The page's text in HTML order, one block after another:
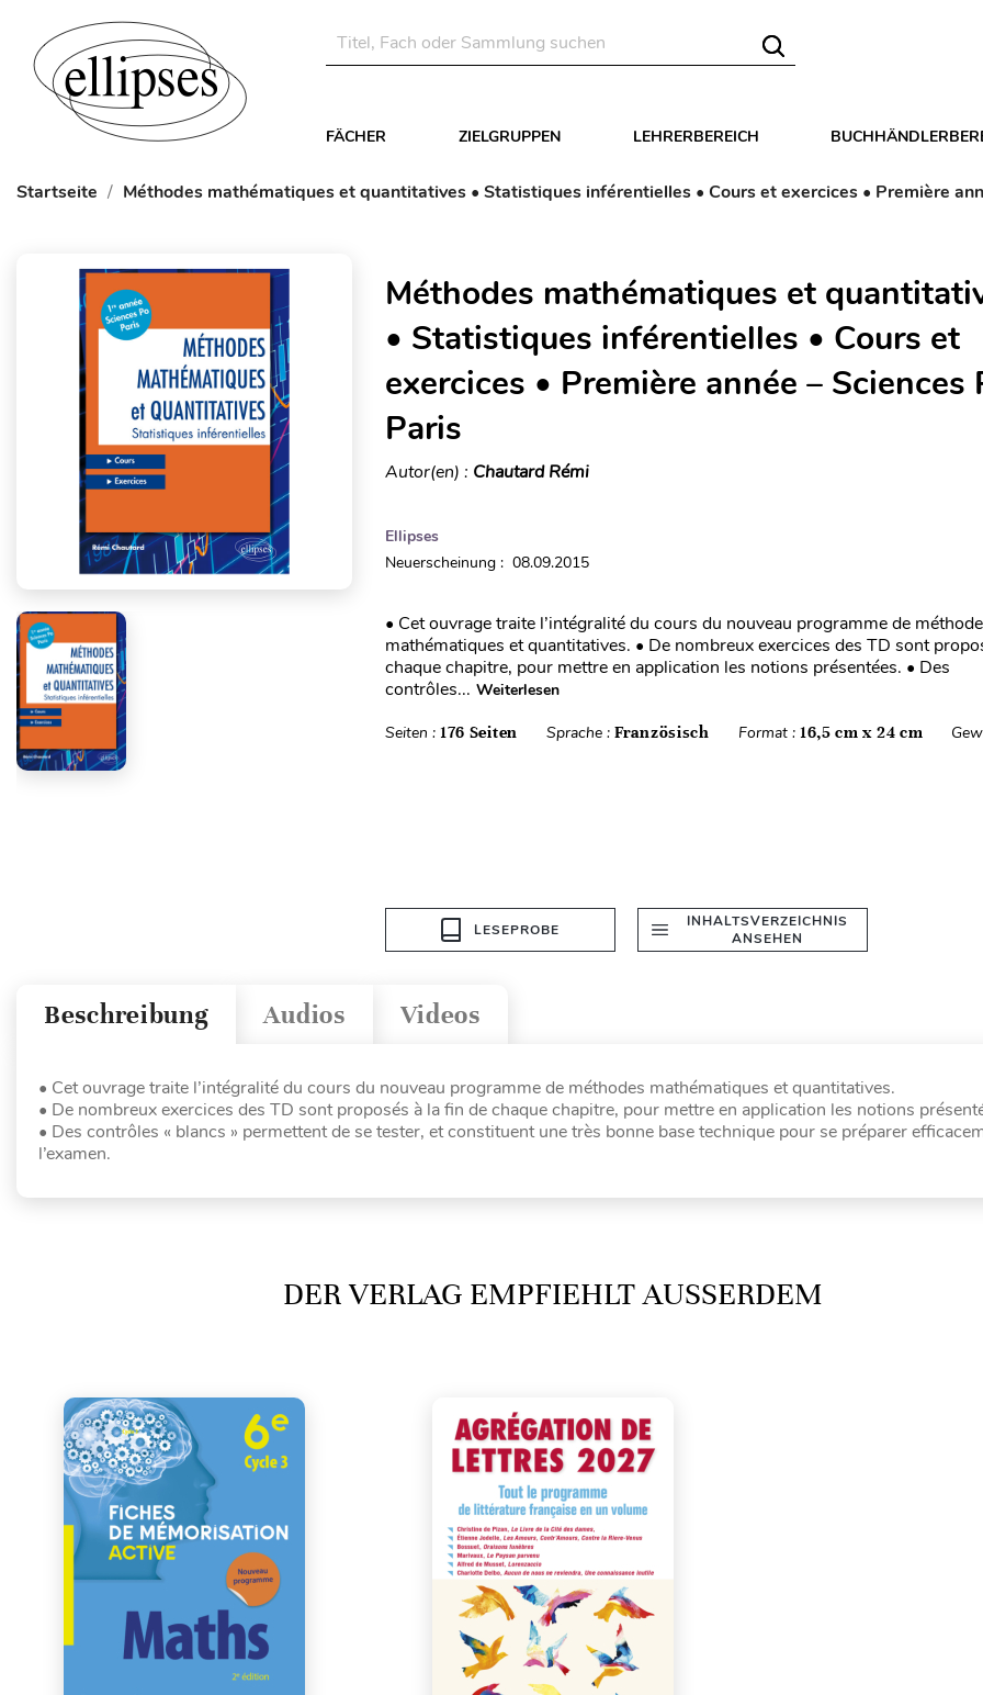
FÄCHER ZIELGRUPPEN LEHRERBEREICH
Startseite Méthodes mathématiques et quantitatives • Statistiques inférentielles • Cours et exercices • Première
Méthodes mathématiques et
• Statistiques inférentielles • Cours et
exercices • Première année – Sciences
Paris
Autor(en) : Chautard Rémi
Ellipses
Neuerscheinung : 08.09.2015
• Cet ouvrage traite l’intégralité du cours du nouveau programme de
mathématiques et quantitatives. • De nombreux exercices des TD sont
chaque chapitre, pour mettre en application les notions présentées. • Des
contrôles... Weiterlesen
Seiten : 176 Seiten Sprache :Französisch Format : 16,5 cm x 24 cm
LESEPROBE
INHALTSVERZEICHNIS
ANSEHEN
Videos
Audios
Beschreibung
• Cet ouvrage traite l’intégralité du cours du nouveau programme de méthodes mathématiques et quantitatives.
• De nombreux exercices des TD sont proposés à la fin de chaque chapitre, pour mettre en application les notions
• Des contrôles « blancs » permettent de se tester, et constituent une très bonne base technique pour se préparer
l’examen.
DER VERLAG EMPFIEHLT AUSSERDEM